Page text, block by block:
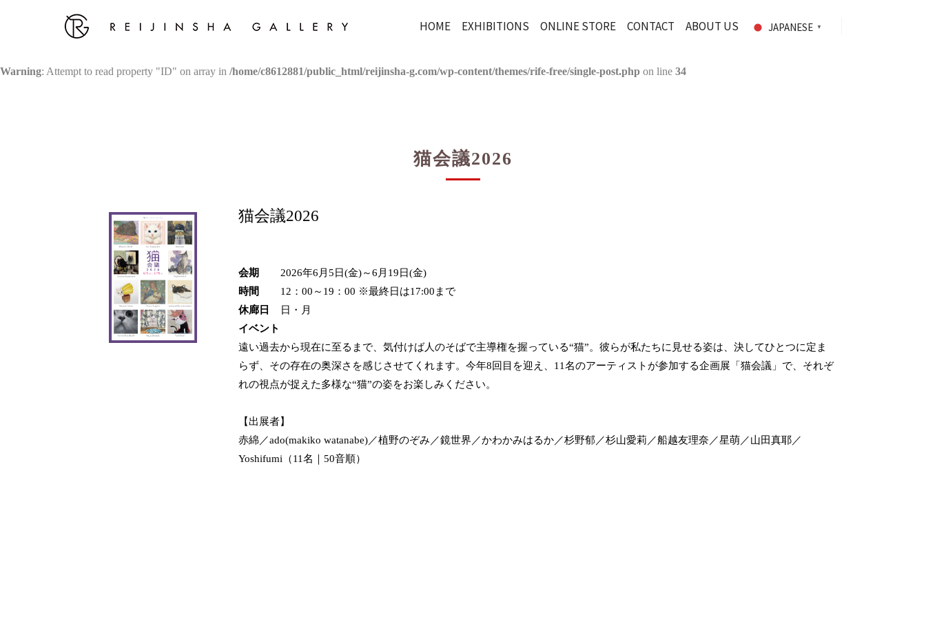
HOME EXHIBITIONS ONLINE STORE CONTACT ABOUT US JAPANESE ▼
Warning: Attempt to read property "ID" on array in /home/c8612881/public_html/reijinsha-g.com/wp-content/themes/rife-free/single-post.php on line 34
猫会議2026
猫会議2026
会期
2026年6月5日(金)～6月19日(金)
時間
12：00～19：00 ※最終日は17:00まで
休廊日
日・月
イベント
遠い過去から現在に至るまで、気付けば人のそばで主導権を握っている“猫”。彼らが私たちに見せる姿は、決してひとつに定ま
らず、その存在の奥深さを感じさせてくれます。今年8回目を迎え、11名のアーティストが参加する企画展「猫会議」で、それぞ
れの視点が捉えた多様な“猫”の姿をお楽しみください。
【出展者】
赤綿／ado(makiko watanabe)／植野のぞみ／鏡世界／かわかみはるか／杉野郁／杉山愛莉／船越友理奈／星萌／山田真耶／
Yoshifumi（11名｜50音順）